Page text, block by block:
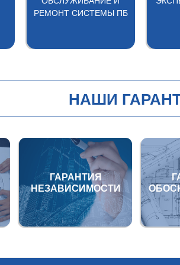
РЕМОНТ СИСТЕМЫ ПБ
НАШИ
ГАРАНТИЯ
НЕЗАВИСИМОСТИ